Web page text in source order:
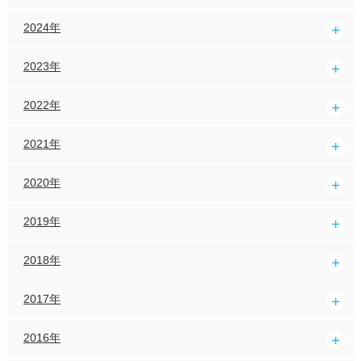
2024年
2023年
2022年
2021年
2020年
2019年
2018年
2017年
2016年